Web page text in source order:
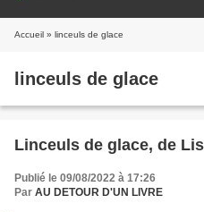
Accueil » linceuls de glace
linceuls de glace
Linceuls de glace, de
Publié le 09/08/2022 à 17:26
Par AU DETOUR D'UN LIVRE